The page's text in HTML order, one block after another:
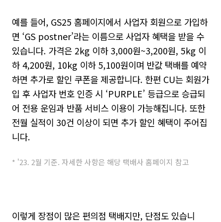
예를 들어, GS25 홈페이지에서 사업자 회원으로 가입하
면 ‘GS postner’라는 이름으로 사업자 혜택을 받을 수
있습니다. 가격은 2kg 이하 3,000원~3,200원, 5kg 이
하 4,200원, 10kg 이하 5,100원이며 반값 택배를 예약
하면 추가로 할인 쿠폰을 제공합니다. 한편 CU는 회원가
입 후 사업자 번호 인증 시 ‘PURPLE’ 등급으로 승급되
어 전용 운임과 반품 서비스 이용이 가능해집니다. 또한
전월 실적이 30건 이상이 되면 추가 할인 혜택이 주어집
니다.
* '23. 2월 기준. 자세한 사항은 해당 택배사 홈페이지 참고
이렇게 장점이 많은 편의점 택배지만, 단점도 있습니